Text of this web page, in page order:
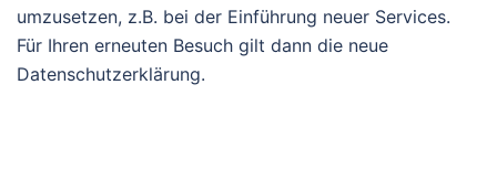
umzusetzen, z.B. bei der Einführung neuer Services.
Für Ihren erneuten Besuch gilt dann die neue
Datenschutzerklärung.